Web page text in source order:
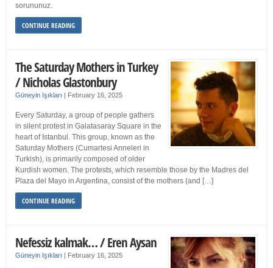
sorununuz.
CONTINUE READING
The Saturday Mothers in Turkey
/ Nicholas Glastonbury
Güneyin Işıkları | February 16, 2025
Every Saturday, a group of people gathers
in silent protest in Galatasaray Square in the
heart of Istanbul. This group, known as the
Saturday Mothers (Cumartesi Anneleri in
Turkish), is primarily composed of older
Kurdish women. The protests, which resemble those by the Madres del
Plaza del Mayo in Argentina, consist of the mothers (and […]
CONTINUE READING
Nefessiz kalmak… / Eren Aysan
Güneyin Işıkları | February 16, 2025